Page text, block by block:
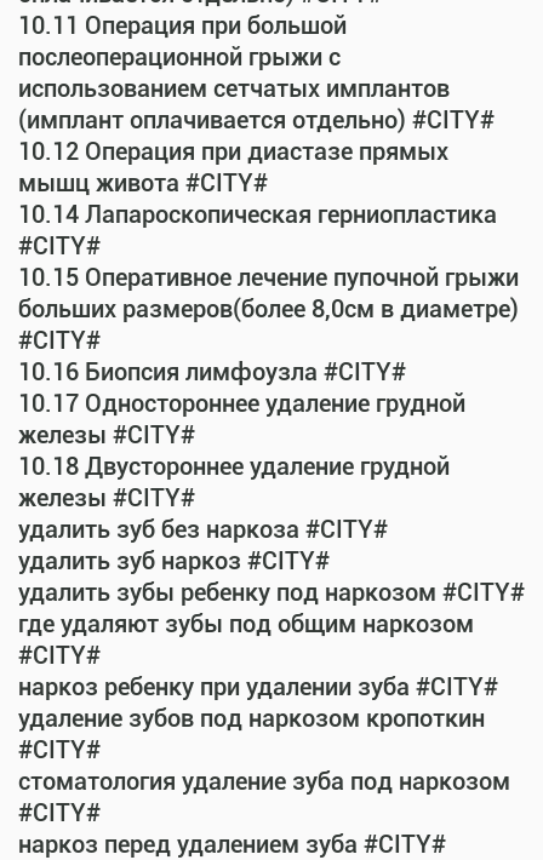
10.11 Операция при большой
послеоперационной грыжи с
использованием сетчатых имплантов
(имплант оплачивается отдельно) #CITY#
10.12 Операция при диастазе прямых
мышц живота #CITY#
10.14 Лапароскопическая герниопластика
#CITY#
10.15 Оперативное лечение пупочной грыжи
больших размеров(более 8,0см в диаметре)
#CITY#
10.16 Биопсия лимфоузла #CITY#
10.17 Одностороннее удаление грудной
железы #CITY#
10.18 Двустороннее удаление грудной
железы #CITY#
удалить зуб без наркоза #CITY#
удалить зуб наркоз #CITY#
удалить зубы ребенку под наркозом #CITY#
где удаляют зубы под общим наркозом
#CITY#
наркоз ребенку при удалении зуба #CITY#
удаление зубов под наркозом кропоткин
#CITY#
стоматология удаление зуба под наркозом
#CITY#
наркоз перед удалением зуба #CITY#